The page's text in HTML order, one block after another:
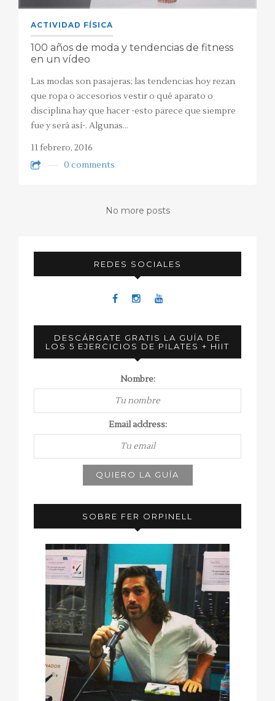
ACTIVIDAD FÍSICA
100 años de moda y tendencias de fitness
en un vídeo
Las modas son pasajeras; las tendencias hoy rezan
que ropa o accesorios vestir o qué aparato o
disciplina hay que hacer -esto parece que siempre
fue y será así-. Algunas…
11 febrero, 2016
0 comments
No more posts
REDES SOCIALES
DESCÁRGATE GRATIS LA GUÍA DE
LOS 5 EJERCICIOS DE PILATES + HIIT
Nombre:
Email address:
SOBRE FER ORPINELL